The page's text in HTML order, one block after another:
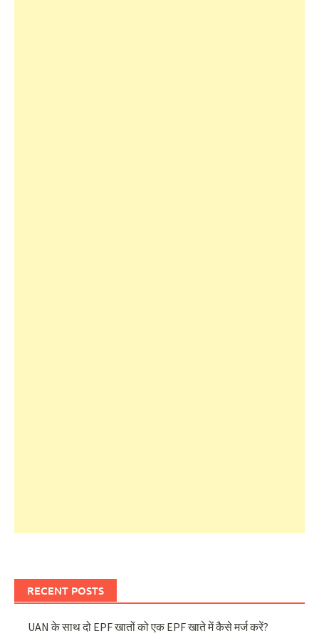
RECENT POSTS
UAN के साथ दो EPF खातों को एक EPF खाते में कैसे मर्ज करें?